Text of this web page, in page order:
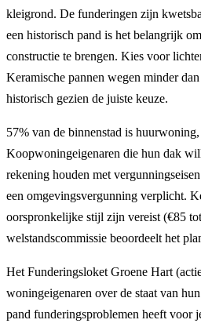
kleigrond. De funderingen zijn
een historisch pand is het belangrijk
constructie te brengen. Kies voor
Keramische pannen wegen minder
historisch gezien de juiste keuze.
57% van de binnenstad is
Koopwoningeigenaren die hun dak
rekening houden met
een omgevingsvergunning verplicht.
oorspronkelijke stijl zijn vereist (€85
welstandscommissie beoordeelt het
Het Funderingsloket Groene Hart
woningeigenaren over de staat van
pand funderingsproblemen heeft voor